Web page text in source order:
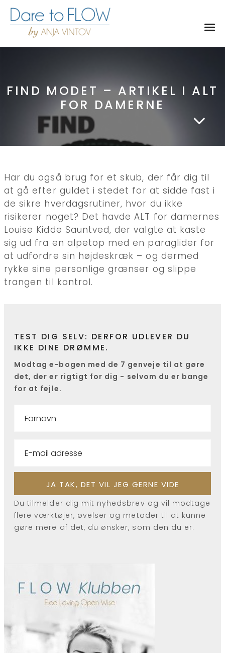
FIND MODET – ARTIKEL I ALT
FOR DAMERNE
Har du også brug for et skub, der får dig til
at gå efter guldet i stedet for at sidde fast i
de sikre hverdagsrutiner, hvor du ikke
risikerer noget? Det havde ALT for damernes
Louise Kidde Sauntved, der valgte at kaste
sig ud fra en alpetop med en paraglider for
at udfordre sin højdeskræk – og dermed
rykke sine personlige grænser og slippe
trangen til kontrol.
TEST DIG SELV: DERFOR UDLEVER DU
IKKE DINE DRØMME.
Modtag e-bogen med de 7 genveje til at gøre
det, der er rigtigt for dig - selvom du er bange
for at fejle.
Du tilmelder dig mit nyhedsbrev og vil modtage
flere værktøjer, øvelser og metoder til at kunne
gøre mere af det, du ønsker, som den du er.